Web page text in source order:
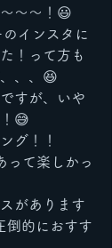
〜〜！😃
インスタに
！って方も
、、😆
すが、いや
😅
グ！！
って楽しかっ
があります
倒的におすす